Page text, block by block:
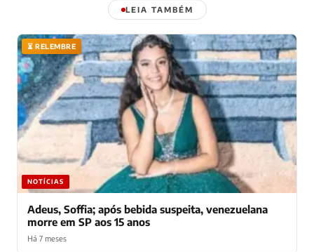
LEIA TAMBÉM
⏳ RELEMBRE
NOTÍCIAS
Adeus, Soffia; após bebida suspeita, venezuelana
morre em SP aos 15 anos
Há 7 meses